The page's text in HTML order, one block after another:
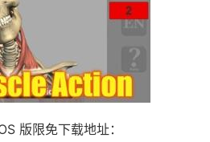
版限免下载地址：